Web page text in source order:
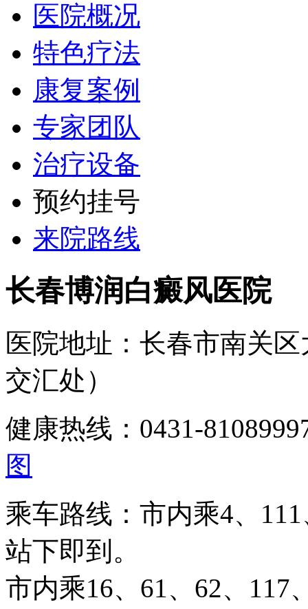
医院概况
特色疗法
康复案例
专家团队
治疗设备
预约挂号
来院路线
长春博润白癜风医院
医院地址：长春市南关
交汇处）
健康热线：0431-
图
乘车路线：市内乘4、
站下即到。
市内乘16、61、62、117